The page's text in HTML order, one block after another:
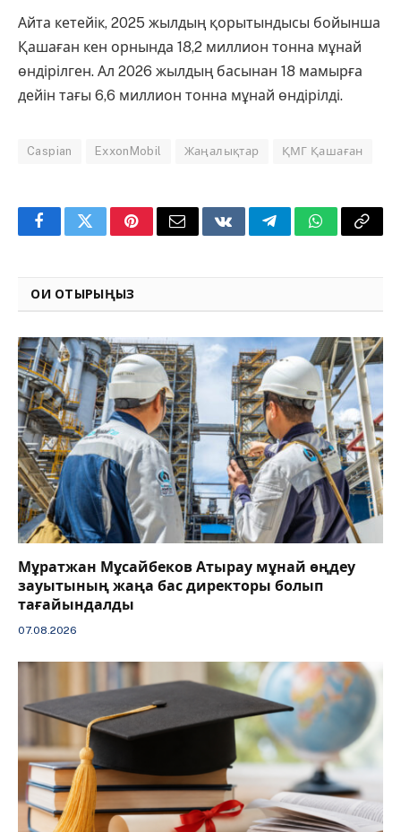
Айта кетейік, 2025 жылдың қорытындысы бойынша
Қашаған кен орнында 18,2 миллион тонна мұнай
өндірілген. Ал 2026 жылдың басынан 18 мамырға
дейін тағы 6,6 миллион тонна мұнай өндірілді.
Caspian ExxonMobil Жаңалықтар ҚМГ Қашаған
FacebookTwitterPinterestEmail VKontakteTelegramWhatsApp
Copy
ОҚИ ОТЫРЫҢЫЗ
Мұратжан Мұсайбеков Атырау мұнай өңдеу
зауытының жаңа бас директоры болып
тағайындалды
07.08.2026